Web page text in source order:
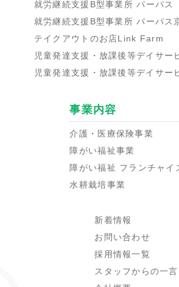
就労継続支援B型事業所 パーパス
就労継続支援B型事業所 パーパス
テイクアウトのお店Link Farm
児童発達支援・放課後等デイサー
児童発達支援・放課後等デイサ
事業内容
介護・医療保険事業
障がい福祉事業
障がい福祉 フランチャイ
水耕栽培事業
新着情報
お問い合わせ
採用情報一覧
スタッフからの一言